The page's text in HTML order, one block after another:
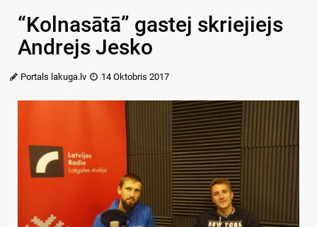
“Kolnasātā” gastej skriejiejs
Andrejs Jesko
Portals lakuga.lv 14 Oktobris 2017